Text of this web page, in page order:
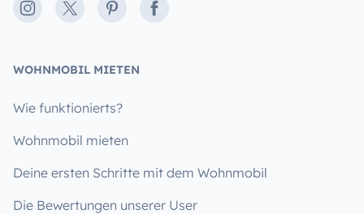
Instagram
X PinterestFacebook
WOHNMOBIL MIETEN
Wie funktionierts?
Wohnmobil mieten
Deine ersten Schritte mit dem Wohnmobil
Die Bewertungen unserer User